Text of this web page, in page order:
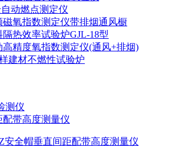
动燃点测定仪
氧指数测定仪带排烟通风橱
热效率试验炉GJL-18型
高精度氧指数测定仪(通风+排烟)
建材不燃性试验炉
测仪
带高度测量仪